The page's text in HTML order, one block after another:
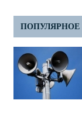
ПОПУЛЯРНОЕ